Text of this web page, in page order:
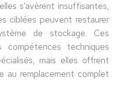
s’avèrent insuffisantes,
ciblées peuvent restaurer
de stockage. Ces
compétences techniques
mais elles offrent
au remplacement complet